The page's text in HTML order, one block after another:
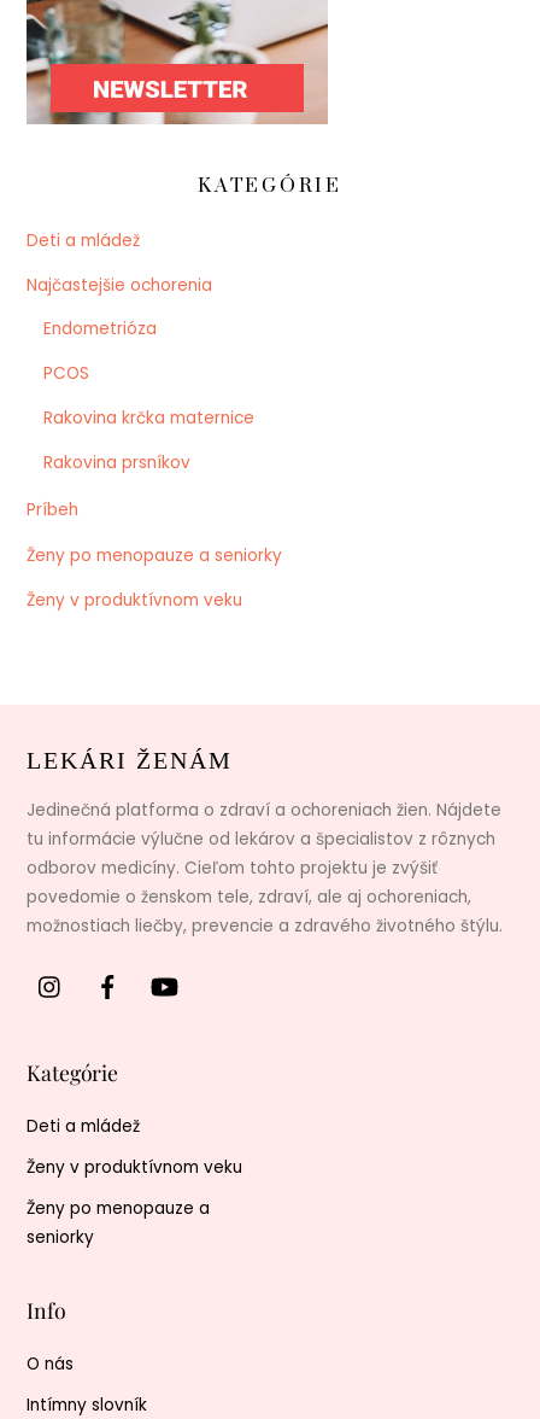
KATEGÓRIE
Deti a mládež
Najčastejšie ochorenia
Endometrióza
PCOS
Rakovina krčka maternice
Rakovina prsníkov
Príbeh
Ženy po menopauze a seniorky
Ženy v produktívnom veku
LEKÁRI ŽENÁM
Jedinečná platforma o zdraví a ochoreniach žien. Nájdete
tu informácie výlučne od lekárov a špecialistov z rôznych
odborov medicíny. Cieľom tohto projektu je zvýšiť
povedomie o ženskom tele, zdraví, ale aj ochoreniach,
možnostiach liečby, prevencie a zdravého životného štýlu.
Kategórie
Deti a mládež
Ženy v produktívnom veku
Ženy po menopauze a
seniorky
Info
O nás
Intímny slovník